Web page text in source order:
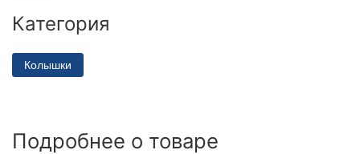
Категория
Колышки
Подробнее о товаре